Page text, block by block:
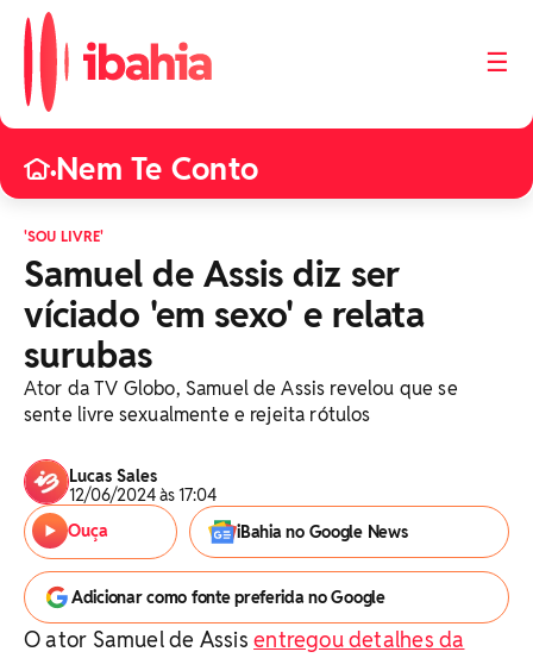
☰
•Nem Te Conto
'SOU LIVRE'
Samuel de Assis diz ser
víciado 'em sexo' e relata
surubas
Ator da TV Globo, Samuel de Assis revelou que se
sente livre sexualmente e rejeita rótulos
Lucas Sales
12/06/2024 às 17:04
Ouça
iBahia no Google News
Adicionar como fonte preferida no Google
O ator Samuel de Assisentregou detalhes da